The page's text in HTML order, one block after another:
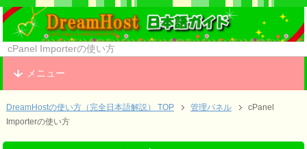
cPanel Importerの使い方
メニュー
DreamHostの使い方（完全日本語解説） TOP 管理パネル
cPanel
Importerの使い方